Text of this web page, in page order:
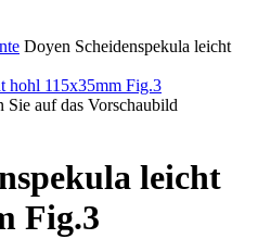
Doyen Scheidenspekula leicht
auf das Vorschaubild
leicht
Fig.3